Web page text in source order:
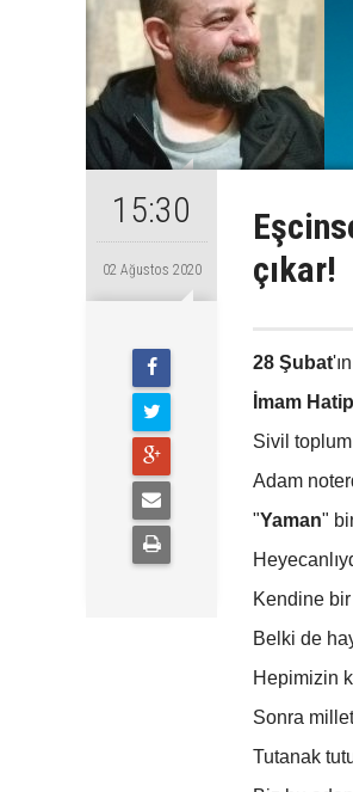
15:30
02 Ağustos 2020
çıkar!
28 Şubat
İmam
Sivil
Adam
"Yaman"
Kendine
Belki de
Hepimizin
Sonra
Tutanak